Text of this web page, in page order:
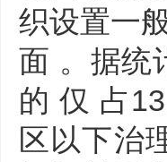
织设置一
面 。据统
的 仅 占
区以下治